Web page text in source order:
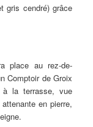
gris cendré) grâce
place au rez-de-
Comptoir de Groix
la terrasse, vue
en pierre,